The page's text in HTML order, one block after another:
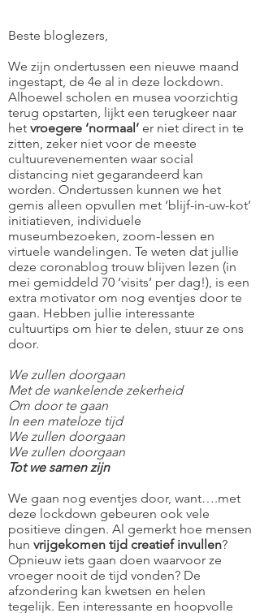
Beste bloglezers,
We zijn ondertussen een nieuwe maand
ingestapt, de 4e al in deze lockdown.
Alhoewel scholen en musea voorzichtig
terug opstarten, lijkt een terugkeer naar
het vroegere ‘normaal’ er niet direct in te
zitten, zeker niet voor de meeste
cultuurevenementen waar social
distancing niet gegarandeerd kan
worden. Ondertussen kunnen we het
gemis alleen opvullen met ‘blijf-in-uw-kot’
initiatieven, individuele
museumbezoeken, zoom-lessen en
virtuele wandelingen. Te weten dat jullie
deze coronablog trouw blijven lezen (in
mei gemiddeld 70 ‘visits’ per dag!), is een
extra motivator om nog eventjes door te
gaan. Hebben jullie interessante
cultuurtips om hier te delen, stuur ze ons
door.
We zullen doorgaan
Met de wankelende zekerheid
Om door te gaan
In een mateloze tijd
We zullen doorgaan
We zullen doorgaan
Tot we samen zijn
We gaan nog eventjes door, want….met
deze lockdown gebeuren ook vele
positieve dingen. Al gemerkt hoe mensen
hun vrijgekomen tijd creatief invullen?
Opnieuw iets gaan doen waarvoor ze
vroeger nooit de tijd vonden? De
afzondering kan kwetsen en helen
tegelijk. Een interessante en hoopvolle